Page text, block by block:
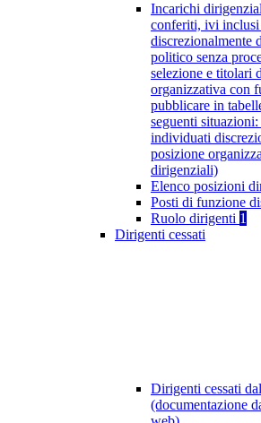
Incarichi
conferiti, ivi
discrezionalmente
politico senza
selezione e titolari
organizzativa con
pubblicare in
seguenti
individuati
posizione
dirigenziali)
Elenco posizioni
Posti di funzione
Ruolo dirigenti 1
Dirigenti cessati
Dirigenti cessati
(documentazione